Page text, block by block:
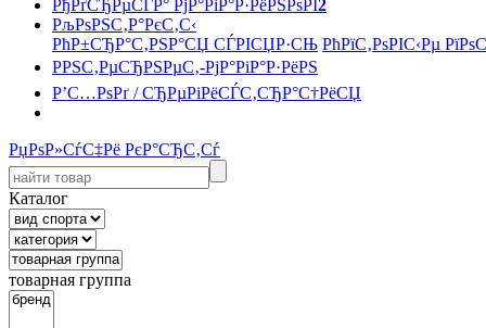
РђРґСЂРµСЃР° РјР°РіР°Р·РёРЅРѕРІ2
РљРѕРЅС‚Р°РєС‚С‹
РћР±СЂР°С‚РЅР°СЏ СЃРІСЏР·СЊ РћРїС‚РѕРІС‹Рµ
РРЅС‚РµСЂРЅРµС‚-РјР°РіР°Р·РёРЅ
Р’С…РѕРґ / СЂРµРіРёСЃС‚СЂР°С†РёСЏ
РџРѕР»СѓС‡Рё РєР°СЂС‚Сѓ
Каталог
товарная группа